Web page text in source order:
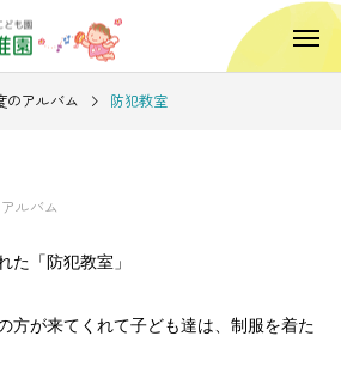
のアルバム 防犯教室
ルバム
た「防犯教室」
方が来てくれて子ども達は、制服を着た